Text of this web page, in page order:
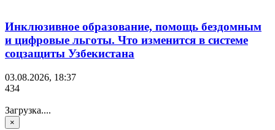
Инклюзивное образование, помощь бездомным
и цифровые льготы. Что изменится в системе
соцзащиты Узбекистана
03.08.2026, 18:37
434
Загрузка....
×